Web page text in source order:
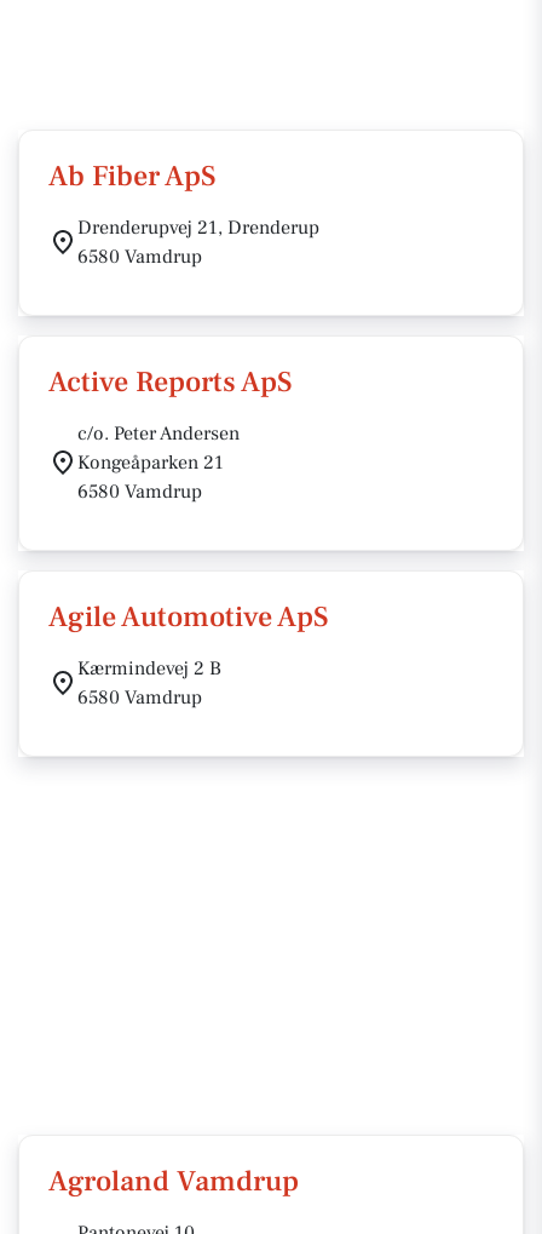
Ab Fiber ApS
Drenderupvej 21, Drenderup
6580 Vamdrup
Active Reports ApS
c/o. Peter Andersen
Kongeåparken 21
6580 Vamdrup
Agile Automotive ApS
Kærmindevej 2 B
6580 Vamdrup
Agroland Vamdrup